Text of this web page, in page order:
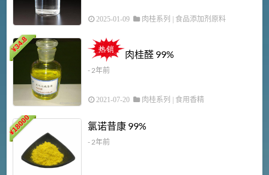
2025-01-09 肉桂系列 | 食品添加剂原料
¥
34.8
肉桂醛 99%
- 2年前
2021-07-20 肉桂系列 | 食用香精
¥
18000 氯诺昔康 99%
- 2年前